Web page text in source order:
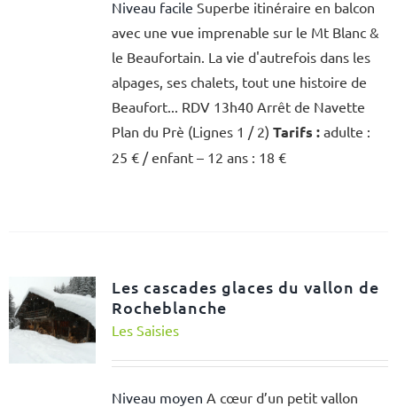
Niveau facile Superbe itinéraire en balcon
avec une vue imprenable sur le Mt Blanc &
le Beaufortain. La vie d'autrefois dans les
alpages, ses chalets, tout une histoire de
Beaufort... RDV 13h40 Arrêt de Navette
Plan du Prè (Lignes 1 / 2) Tarifs :adulte :
25 € / enfant – 12 ans : 18 €
Les cascades glaces du vallon de
Rocheblanche
Les Saisies
Niveau moyen A cœur d’un petit vallon